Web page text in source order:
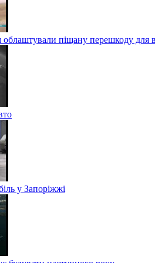
піщану перешкоду для
у Запоріжжі